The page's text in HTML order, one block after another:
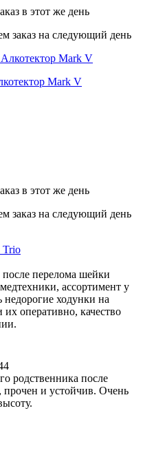
в этот же день
заказ на следующий день
Mark V
в этот же день
заказ на следующий день
Trio
перелома шейки
ассортимент у
ходунки на
оперативно, качество
родственника после
прочен и устойчив. Очень